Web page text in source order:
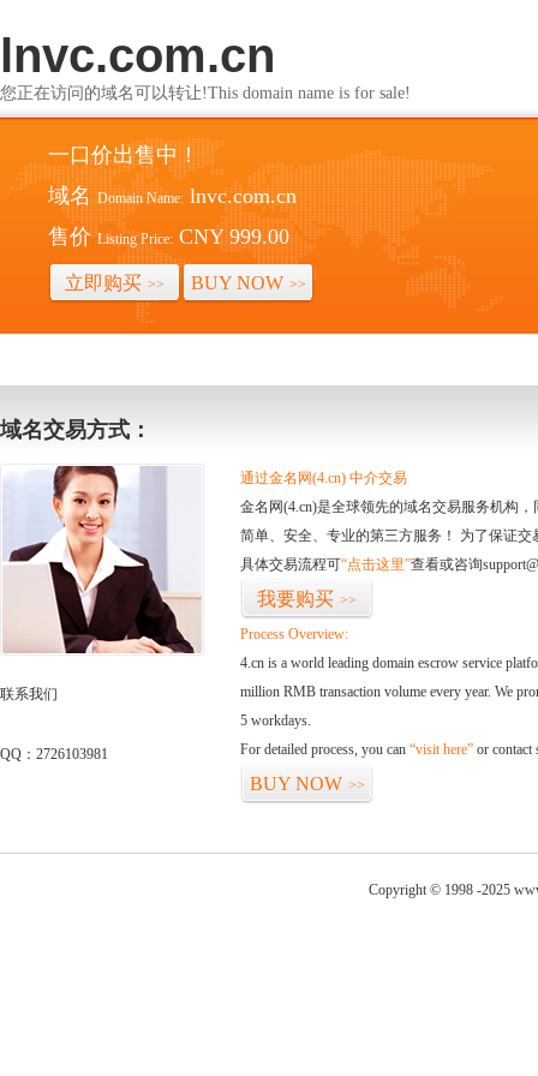
lnvc.com.cn
您正在访问的域名可以转让!This domain name is for sale!
一口价出售中！
域名 Domain Name: lnvc.com.cn
售价 Listing Price: CNY 999.00
立即购买 >> BUY NOW >>
域名交易方式：
联系我们
QQ：2726103981
通过金名网(4.cn) 中介交易
金名网(4.cn)是全球领先的域名交易服务机构
简单、安全、专业的第三方服务！ 为了保证
具体交易流程可“点击这里”查看或咨询
我要购买 >>
Process Overview:
4.cn is a world leading domain escrow service
million RMB transaction volume every year. We
5 workdays.
For detailed process, you can “visit here” or contact
BUY NOW >>
Copyright © 1998 -2025